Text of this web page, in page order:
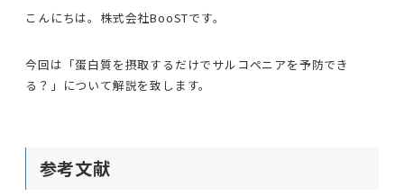
こんにちは。株式会社BooSTです。
今回は「蛋白質を摂取するだけでサルコペニアを予防でき
る？」について解説を致します。
参考文献